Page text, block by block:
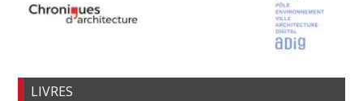
LIVRES